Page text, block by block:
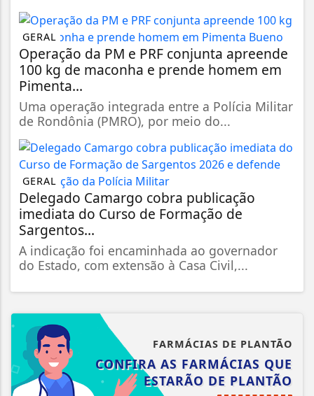
GERAL
Operação da PM e PRF conjunta apreende
100 kg de maconha e prende homem em
Pimenta...
Uma operação integrada entre a Polícia Militar
de Rondônia (PMRO), por meio do...
GERAL
Delegado Camargo cobra publicação
imediata do Curso de Formação de
Sargentos...
A indicação foi encaminhada ao governador
do Estado, com extensão à Casa Civil,...
FARMÁCIAS DE PLANTÃO
CONFIRA AS FARMÁCIAS QUE
ESTARÃO DE PLANTÃO